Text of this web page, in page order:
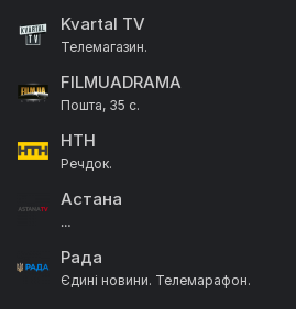
Kvartal TV
Телемагазин.
FILMUADRAMA
Пошта, 35 с.
НТН
Речдок.
Астана
…
Рада
Єдині новини. Телемарафон.
Суспільне Київ